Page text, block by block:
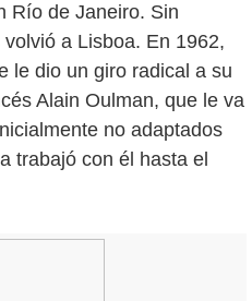
Río de Janeiro. Sin
a Lisboa. En 1962,
le dio un giro radical a su
Alain Oulman, que le va
no adaptados
trabajó con él hasta el